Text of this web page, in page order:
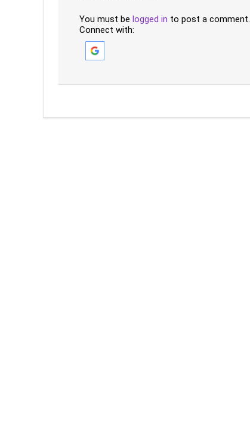
You must be logged in to post a comment.
Connect with: